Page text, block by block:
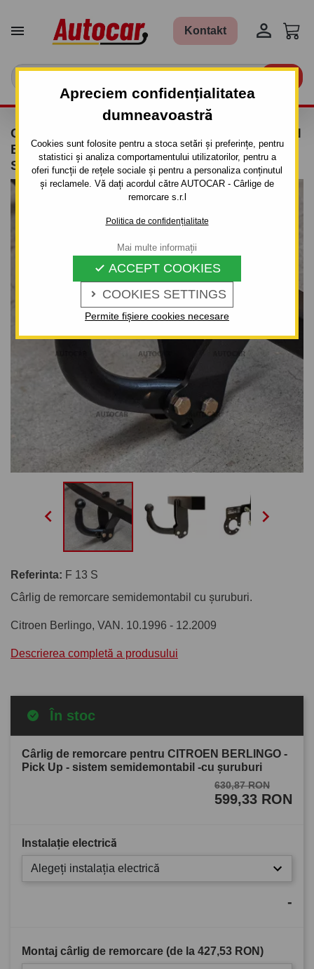
Apreciem confidențialitatea
dumneavoastră
Cookies sunt folosite pentru a stoca setări și preferințe, pentru
statistici și analiza comportamentului utilizatorilor, pentru a
oferi funcții de rețele sociale și pentru a personaliza conținutul
și reclamele. Vă dați acordul către AUTOCAR - Cârlige de
remorcare s.r.l
Politica de confidențialitate
 COOKIES SETTINGS
 ACCEPT COOKIES
Permite fișiere cookies necesare
Mai multe informații
 Kontakt 
CÂRLIG DE REMORCARE PENTRU CITROEN
BERLINGO - PICK UP - SISTEM
SEMIDEMONTABIL -CU ŞURUBURI
 
Referinta: F 13 S
Cârlig de remorcare semidemontabil cu șuruburi.
Citroen Berlingo, VAN. 10.1996 - 12.2009
Descrierea completă a produsului
În stoc
Cârlig de remorcare pentru CITROEN BERLINGO -
Pick Up - sistem semidemontabil -cu şuruburi
630,87 RON
599,33 RON
Instalație electrică
Alegeți instalația electrică
-
Montaj cârlig de remorcare (de la 427,53 RON)